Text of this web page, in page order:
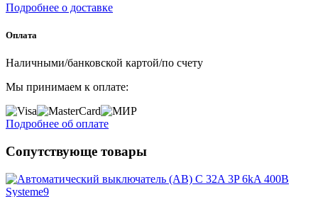
Подробнее о доставке
Оплата
Наличными/банковской картой/по счету
Мы принимаем к оплате:
Подробнее об оплате
Сопутствующе товары